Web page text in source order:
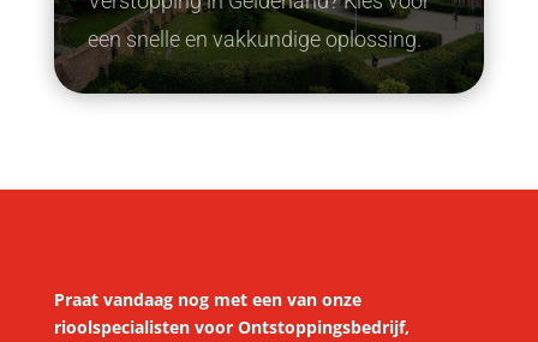
een snelle en vakkundige oplossing.
Praat vandaag nog met een van onze
rioolspecialisten voor Ontstoppingsbedrijf,